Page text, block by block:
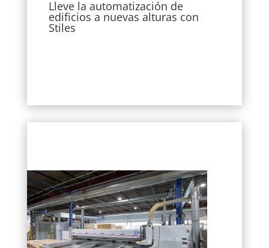
Lleve la automatización de
edificios a nuevas alturas con
Stiles